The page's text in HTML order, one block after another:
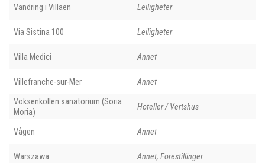
Vandring i Villaen Leiligheter
Via Sistina 100 Leiligheter
Villa Medici Annet
Villefranche-sur-Mer Annet
Voksenkollen sanatorium (Soria
Moria)
Hoteller / Vertshus
Vågen Annet
Warszawa Annet, Forestillinger